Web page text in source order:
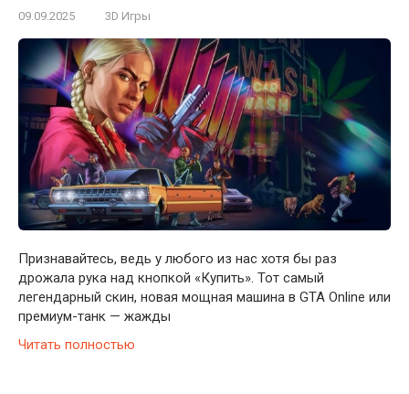
09.09.2025 3D Игры
Признавайтесь, ведь у любого из нас хотя бы раз
дрожала рука над кнопкой «Купить». Тот самый
легендарный скин, новая мощная машина в GTA Online или
премиум-танк — жажды
Читать полностью